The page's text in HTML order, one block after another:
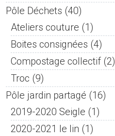
Pôle Déchets (40)
Ateliers couture (1)
Boites consignées (4)
Compostage collectif(2)
Troc (9)
Pôle jardin partagé (16)
2019-2020 Seigle (1)
2020-2021 le lin (1)